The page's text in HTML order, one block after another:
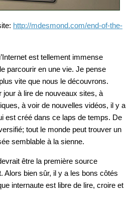
http://mdesmond.com/end-of-the-
est tellement immense
parcourir en une vie. Je pense
vite que nous le découvrons.
jour à lire de nouveaux sites, à
à voir de nouvelles vidéos, il y a
est créé dans ce laps de temps. De
tout le monde peut trouver un
semblable à la sienne.
être la première source
Alors bien sûr, il y a les bons côtés
internaute est libre de lire, croire et